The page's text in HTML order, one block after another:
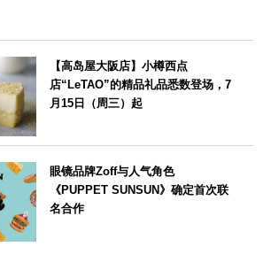
【高岛屋大阪店】小樽西点
店“LeTAO”的精品礼品悉数登场，7
月15日（周三）起
眼镜品牌Zoff与人气角色
《PUPPET SUNSUN》确定首次联
名合作